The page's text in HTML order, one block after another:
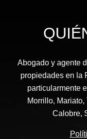
Abogado y agente
propiedades en la
particularmente
Morrillo,
Calobre,